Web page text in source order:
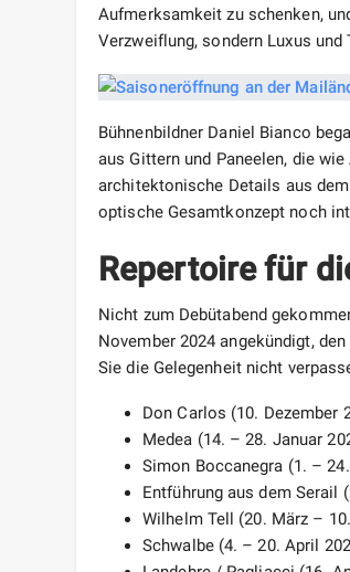
Aufmerksamkeit zu schenken,
Verzweiflung, sondern Luxus und
Bühnenbildner Daniel Bianco
aus Gittern und Paneelen, die
architektonische Details aus
optische Gesamtkonzept noch
Repertoire für
Nicht zum Debütabend
November 2024 angekündigt, den
Sie die Gelegenheit nicht
Don Carlos (10. Dezember
Medea (14. – 28. Januar
Simon Boccanegra (1. –
Entführung aus dem Serail
Wilhelm Tell (20. März –
Schwalbe (4. – 20. April